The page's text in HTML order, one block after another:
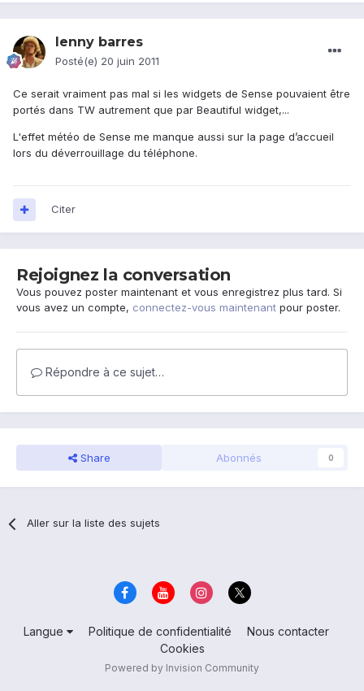
lenny barres
Posté(e) 20 juin 2011
Ce serait vraiment pas mal si les widgets de Sense pouvaient être
portés dans TW autrement que par Beautiful widget,...
L'effet météo de Sense me manque aussi sur la page d’accueil
lors du déverrouillage du téléphone.
Citer
Rejoignez la conversation
Vous pouvez poster maintenant et vous enregistrez plus tard. Si
vous avez un compte, connectez-vous maintenant pour poster.
Répondre à ce sujet…
Share Abonnés 0
Aller sur la liste des sujets
Langue Politique de confidentialité
Nous contacter
Cookies
Powered by Invision Community